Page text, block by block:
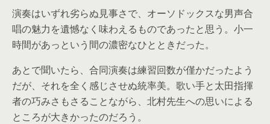
演奏はいずれ劣らぬ見事さで、オーソドックスな男声合
唱の魅力を遺憾なく味わえるものであったと思う。小一
時間があっという間の濃密なひとときだった。
あとで聞いたら、合同演奏は練習回数が僅かだったよう
だが、それを全く感じさせぬ統率美。歌い手と太田指揮
者の巧みさもさることながら、北村先生への思いによる
ところが大きかったのだろう。